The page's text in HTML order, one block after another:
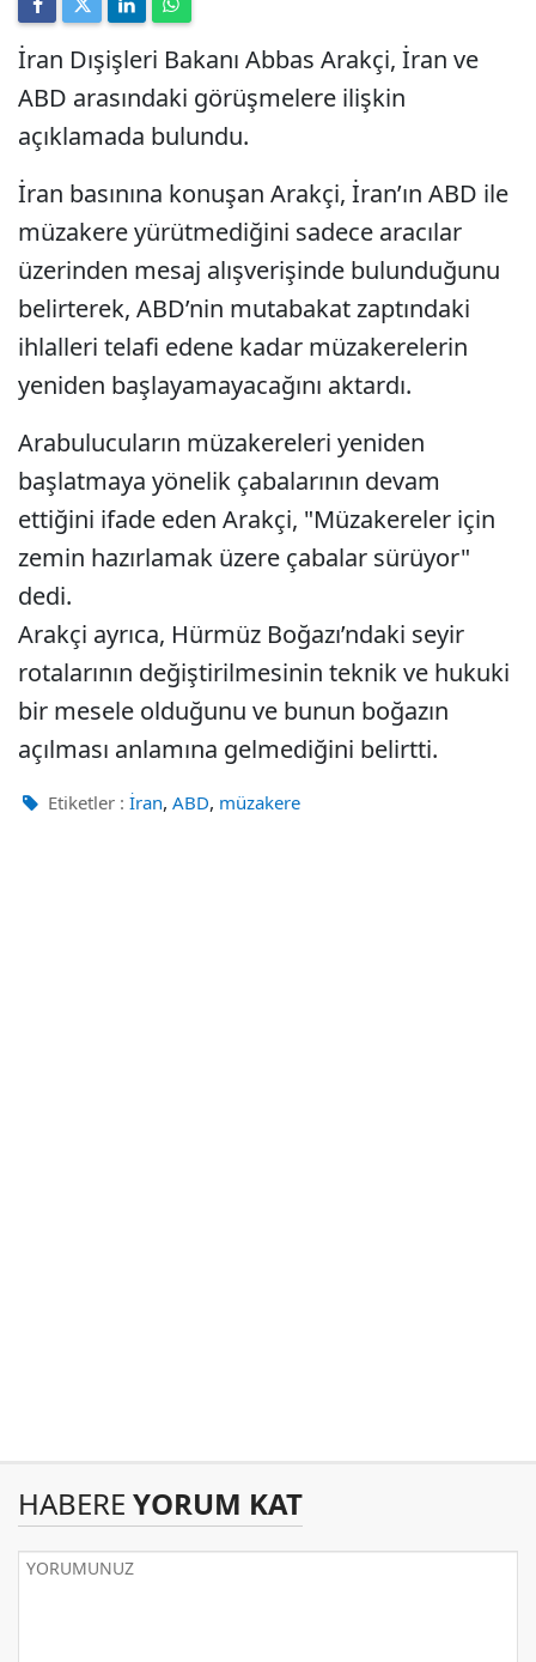
İran Dışişleri Bakanı Abbas Arakçi, İran ve
ABD arasındaki görüşmelere ilişkin
açıklamada bulundu.
İran basınına konuşan Arakçi, İran’ın ABD ile
müzakere yürütmediğini sadece aracılar
üzerinden mesaj alışverişinde bulunduğunu
belirterek, ABD’nin mutabakat zaptındaki
ihlalleri telafi edene kadar müzakerelerin
yeniden başlayamayacağını aktardı.
Arabulucuların müzakereleri yeniden
başlatmaya yönelik çabalarının devam
ettiğini ifade eden Arakçi, "Müzakereler için
zemin hazırlamak üzere çabalar sürüyor"
dedi.
Arakçi ayrıca, Hürmüz Boğazı’ndaki seyir
rotalarının değiştirilmesinin teknik ve hukuki
bir mesele olduğunu ve bunun boğazın
açılması anlamına gelmediğini belirtti.
Etiketler : İran, ABD, müzakere
HABERE YORUM KAT